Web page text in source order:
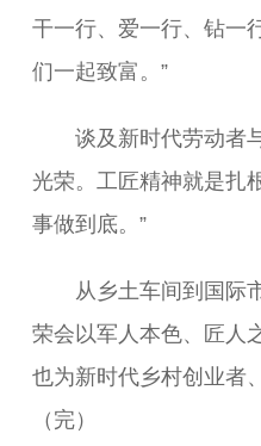
干一行、爱一行、钻一
们一起致富。”
谈及新时代劳动者与
光荣。工匠精神就是扎
事做到底。”
从乡土车间到国际市
荣会以军人本色、匠人
也为新时代乡村创业者
（完）